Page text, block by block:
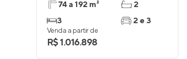
74 a 192 m²
3
2
2 e 3
Venda a partir de
R$ 1.016.898